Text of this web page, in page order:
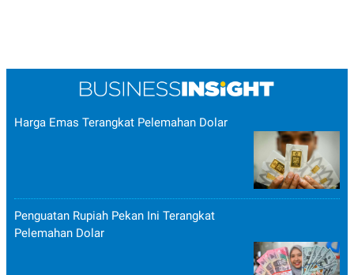
Harga Emas Terangkat Pelemahan Dolar
Penguatan Rupiah Pekan Ini Terangkat
Pelemahan Dolar